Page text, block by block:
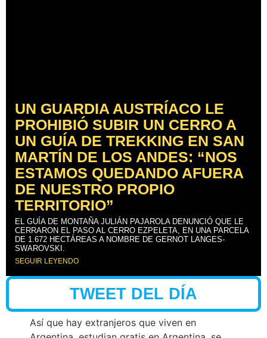
UN GUARDIA AUSTRÍACO LE
PROHIBIÓ SUBIR UN CERRO A
UN GUÍA DE TREKKING EN SAN
MARTÍN DE LOS ANDES: “NOS
ESTAMOS QUEDANDO AFUERA
DE NUESTRO PROPIO
TERRITORIO”
EL GUÍA DE MONTAÑA JULIÁN PAJAROLA DENUNCIÓ QUE LE
CERRARON EL PASO AL CERRO EZPELETA, EN UNA PARCELA
DE 1.672 HECTÁREAS A NOMBRE DE GERNOT LANGES-
SWAROVSKI.
SEGUIR LEYENDO
TWEET DEL DÍA
Así que hay extranjeros que viven en